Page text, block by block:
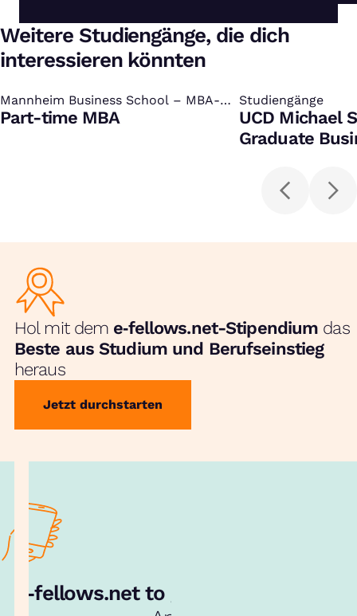
Weitere Studiengänge, die dich
interessieren könnten
Mannheim Business School – MBA-
Programm
:
Part-time MBA
Studiengänge
:
UCD Michael
Graduate
Hol mit dem e‑fellows.net-Stipendium das
Beste aus Studium und Berufseinstieg
heraus
Jetzt durchstarten
e‑fellows.net to go: